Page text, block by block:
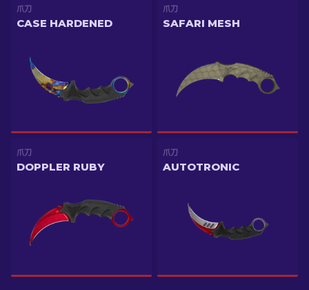
爪刀
CASE HARDENED
爪刀
SAFARI MESH
爪刀
DOPPLER RUBY
爪刀
AUTOTRONIC